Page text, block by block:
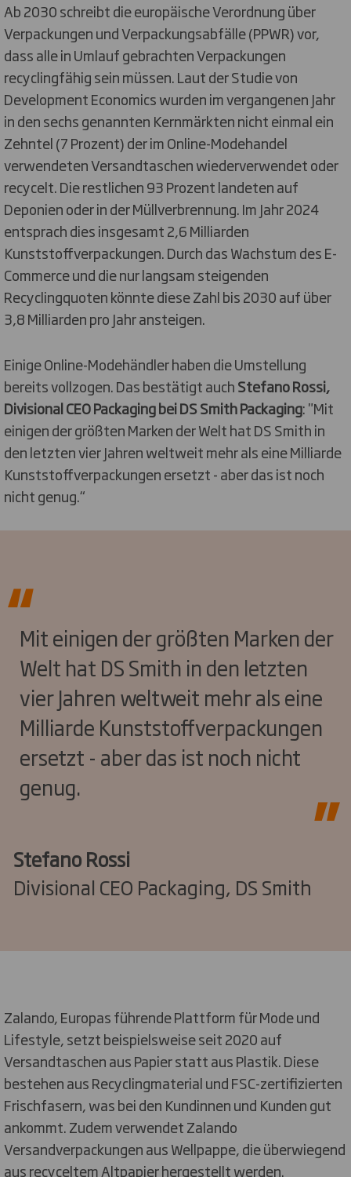
Ab 2030 schreibt die europäische Verordnung über
Verpackungen und Verpackungsabfälle (PPWR) vor,
dass alle in Umlauf gebrachten Verpackungen
recyclingfähig sein müssen. Laut der Studie von
Development Economics wurden im vergangenen Jahr
in den sechs genannten Kernmärkten nicht einmal ein
Zehntel (7 Prozent) der im Online-Modehandel
verwendeten Versandtaschen wiederverwendet oder
recycelt. Die restlichen 93 Prozent landeten auf
Deponien oder in der Müllverbrennung. Im Jahr 2024
entsprach dies insgesamt 2,6 Milliarden
Kunststoffverpackungen. Durch das Wachstum des E-
Commerce und die nur langsam steigenden
Recyclingquoten könnte diese Zahl bis 2030 auf über
3,8 Milliarden pro Jahr ansteigen.
Einige Online-Modehändler haben die Umstellung
bereits vollzogen. Das bestätigt auchStefano Rossi,
Divisional CEO Packaging bei DS Smith Packaging: "Mit
einigen der größten Marken der Welt hat DS Smith in
den letzten vier Jahren weltweit mehr als eine Milliarde
Kunststoffverpackungen ersetzt - aber das ist noch
nicht genug.“
Mit einigen der größten Marken der
Welt hat DS Smith in den letzten
vier Jahren weltweit mehr als eine
Milliarde Kunststoffverpackungen
ersetzt - aber das ist noch nicht
genug.
Stefano Rossi
Divisional CEO Packaging, DS Smith
Zalando, Europas führende Plattform für Mode und
Lifestyle, setzt beispielsweise seit 2020 auf
Versandtaschen aus Papier statt aus Plastik. Diese
bestehen aus Recyclingmaterial und FSC-zertifizierten
Frischfasern, was bei den Kundinnen und Kunden gut
ankommt. Zudem verwendet Zalando
Versandverpackungen aus Wellpappe, die überwiegend
aus recyceltem Altpapier hergestellt werden.